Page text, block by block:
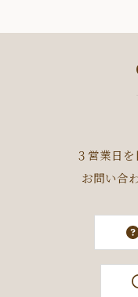
３営業日を
お問い合